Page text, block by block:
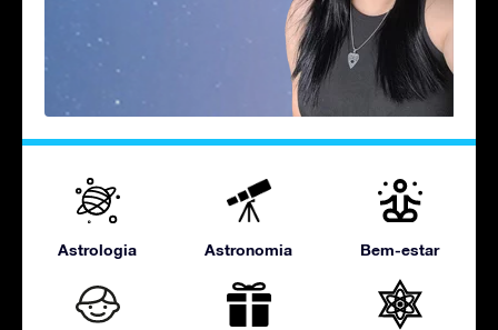
Astrologia Astronomia Bem-estar